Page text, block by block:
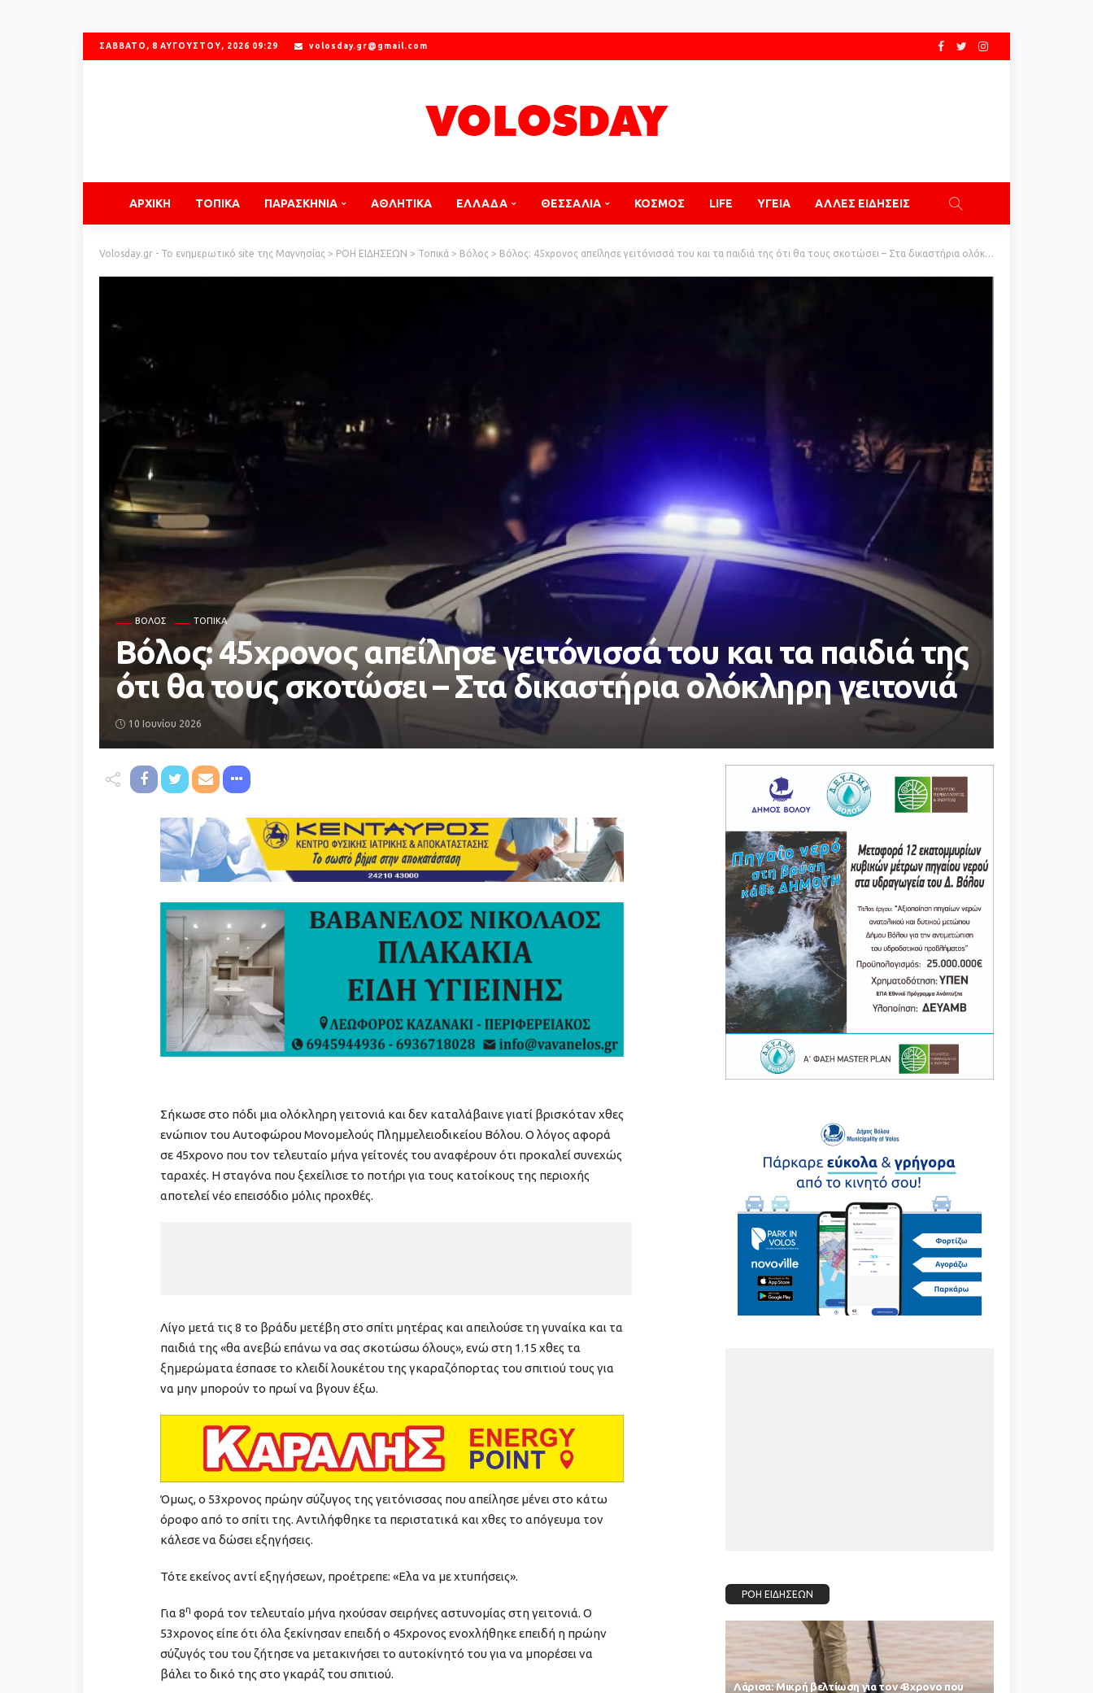
ΣΆΒΒΑΤΟ, 8 ΑΥΓΟΎΣΤΟΥ, 2026 09:29 volosday.gr@gmail.com
ΑΡΧΙΚΗ ΤΟΠΙΚΑ ΠΑΡΑΣΚΗΝΙΑ ΑΘΛΗΤΙΚΑ ΕΛΛΑΔΑ ΘΕΣΣΑΛΙΑ ΚΟΣΜΟΣ LIFE ΥΓΕΙΑ ΑΛΛΕΣ ΕΙΔΗΣΕΙΣ
Volosday.gr - Το ενημερωτικό site της Μαγνησίας > ΡΟΗ ΕΙΔΗΣΕΩΝ > Τοπικά > Βόλος > Βόλος: 45χρονος απείλησε γειτόνισσά του και τα παιδιά της ότι θα τους σκοτώσει – Στα δικαστήρια ολόκληρη γειτονιά
ΒΌΛΟΣ ΤΟΠΙΚΆ
Βόλος: 45χρονος απείλησε γειτόνισσά του και τα παιδιά της
ότι θα τους σκοτώσει – Στα δικαστήρια ολόκληρη γειτονιά
10 Ιουνίου 2026
Σήκωσε στο πόδι μια ολόκληρη γειτονιά και δεν καταλάβαινε γιατί βρισκόταν χθες
ενώπιον του Αυτοφώρου Μονομελούς Πλημμελειοδικείου Βόλου. Ο λόγος αφορά
σε 45χρονο που τον τελευταίο μήνα γείτονές του αναφέρουν ότι προκαλεί συνεχώς
ταραχές. Η σταγόνα που ξεχείλισε το ποτήρι για τους κατοίκους της περιοχής
αποτελεί νέο επεισόδιο μόλις προχθές.
Λίγο μετά τις 8 το βράδυ μετέβη στο σπίτι μητέρας και απειλούσε τη γυναίκα και τα
παιδιά της «θα ανεβώ επάνω να σας σκοτώσω όλους», ενώ στη 1.15 χθες τα
ξημερώματα έσπασε το κλειδί λουκέτου της γκαραζόπορτας του σπιτιού τους για
να μην μπορούν το πρωί να βγουν έξω.
Όμως, ο 53χρονος πρώην σύζυγος της γειτόνισσας που απείλησε μένει στο κάτω
όροφο από το σπίτι της. Αντιλήφθηκε τα περιστατικά και χθες το απόγευμα τον
κάλεσε να δώσει εξηγήσεις.
Τότε εκείνος αντί εξηγήσεων, προέτρεπε: «Ελα να με χτυπήσεις».
Για 8η φορά τον τελευταίο μήνα ηχούσαν σειρήνες αστυνομίας στη γειτονιά. Ο
53χρονος είπε ότι όλα ξεκίνησαν επειδή ο 45χρονος ενοχλήθηκε επειδή η πρώην
σύζυγός του του ζήτησε να μετακινήσει το αυτοκίνητό του για να μπορέσει να
βάλει το δικό της στο γκαράζ του σπιτιού.
ΡΟΗ ΕΙΔΗΣΕΩΝ
Λάρισα: Μικρή βελτίωση για τον 43χρονο που